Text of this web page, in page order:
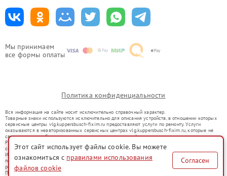
Мы принимаем
все формы оплаты
Политика конфиденциальности
Вся информация на сайте носит исключительно справочный характер.
Товарные знаки используются исключительно для описания устройств, в отношении которых
сервисные центры vlg.kuppersbusch-fixim.ru предоставляют услуги по ремонту. Услуги
оказываются в неавторизованных сервисных центрах vlg.kuppersbusch-fixim.ru, которые не
связаны с правообладателями товарных знаков или их официальными представителями.
Ремонт осуществляется для устройств, уже введенных в гражданский оборот в соответствии
со статьей 1487 ГК РФ.
Использование товарных знаков не преследует цели индивидуализации услуг или введения
потребителей в заблуждение, а служит для информирования о предоставляемых услугах по
ремонту техники указанных брендов.
Представленная на сайте информация не является публичной офертой, определяемой
Этот сайт использует файлы cookie. Вы можете
ознакомиться с правилами использования
файлов cookie
Согласен